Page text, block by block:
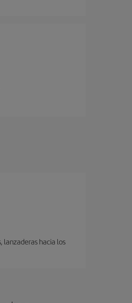
lanzaderas hacia los